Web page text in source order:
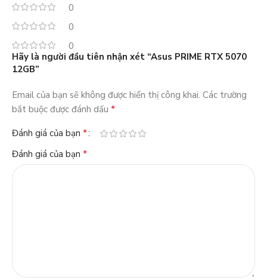
0
0
0
Hãy là người đầu tiên nhận xét “Asus PRIME RTX 5070
12GB”
Email của bạn sẽ không được hiển thị công khai. Các trường
bắt buộc được đánh dấu *
Đánh giá của bạn *
Đánh giá của bạn *